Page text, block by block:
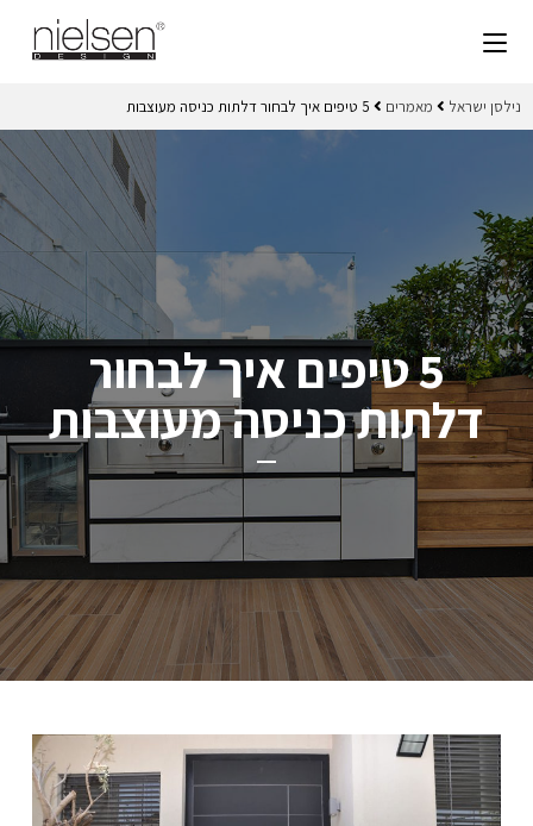
נילסן ישראל מאמרים 5 טיפים איך לבחור דלתות כניסה מעוצבות
5 טיפים איך לבחור
דלתות כניסה מעוצבות